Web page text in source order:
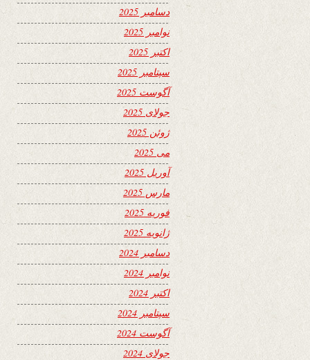
دسامبر 2025
نوامبر 2025
اکتبر 2025
سپتامبر 2025
آگوست 2025
جولای 2025
ژوئن 2025
می 2025
آوریل 2025
مارس 2025
فوریه 2025
ژانویه 2025
دسامبر 2024
نوامبر 2024
اکتبر 2024
سپتامبر 2024
آگوست 2024
جولای 2024